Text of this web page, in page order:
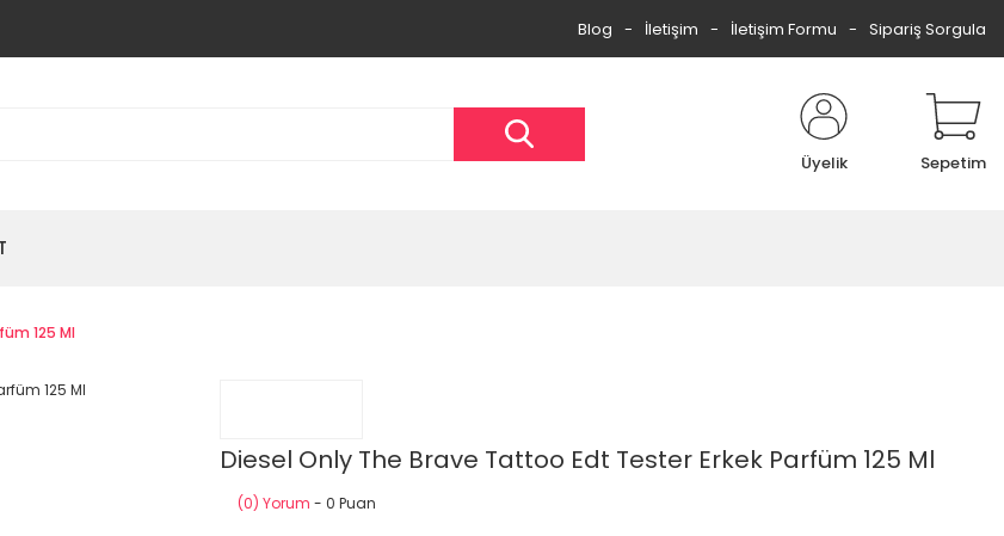
Blog İletişim İletişim Formu Sipariş Sorgula
Üyelik Sepetim
125 Ml
Diesel Only The Brave Tattoo Edt Tester Erkek Parfüm 125 Ml
(0) Yorum - 0 Puan